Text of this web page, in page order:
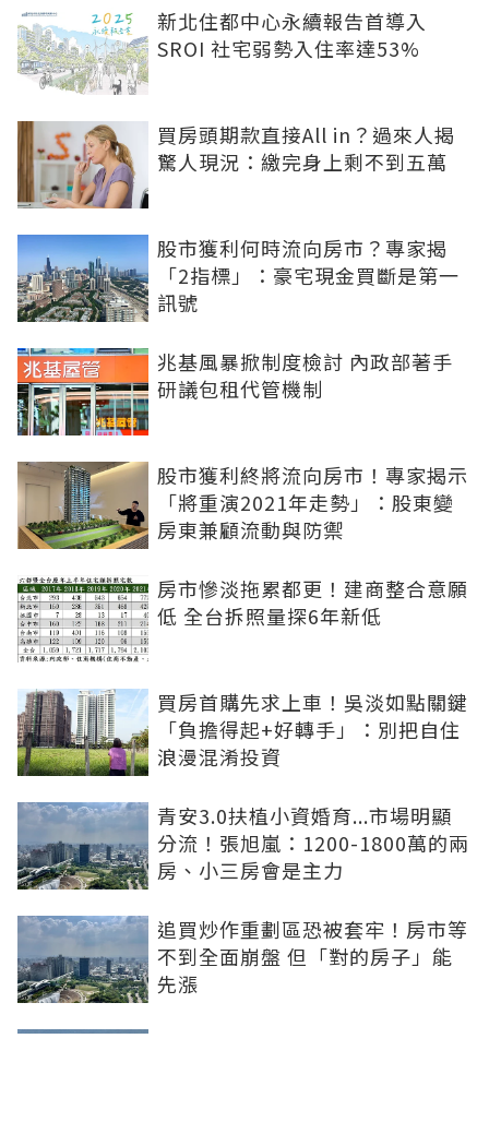
新北住都中心永續報告首導入
SROI 社宅弱勢入住率達53%
買房頭期款直接All in？過來人揭
驚人現況：繳完身上剩不到五萬
股市獲利何時流向房市？專家揭
「2指標」：豪宅現金買斷是第一
訊號
兆基風暴掀制度檢討 內政部著手
研議包租代管機制
股市獲利終將流向房市！專家揭示
「將重演2021年走勢」：股東變
房東兼顧流動與防禦
房市慘淡拖累都更！建商整合意願
低 全台拆照量探6年新低
買房首購先求上車！吳淡如點關鍵
「負擔得起+好轉手」：別把自住
浪漫混淆投資
青安3.0扶植小資婚育...市場明顯
分流！張旭嵐：1200-1800萬的兩
房、小三房會是主力
追買炒作重劃區恐被套牢！房市等
不到全面崩盤 但「對的房子」能
先漲